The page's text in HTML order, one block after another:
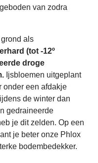
van zodra
als
(tot -12º
droge
Ijsbloemen uitgeplant
onder een afdakje
de winter dan
gedraineerde
je dit zelden. Op een
je beter onze Phlox
bodembedekker.